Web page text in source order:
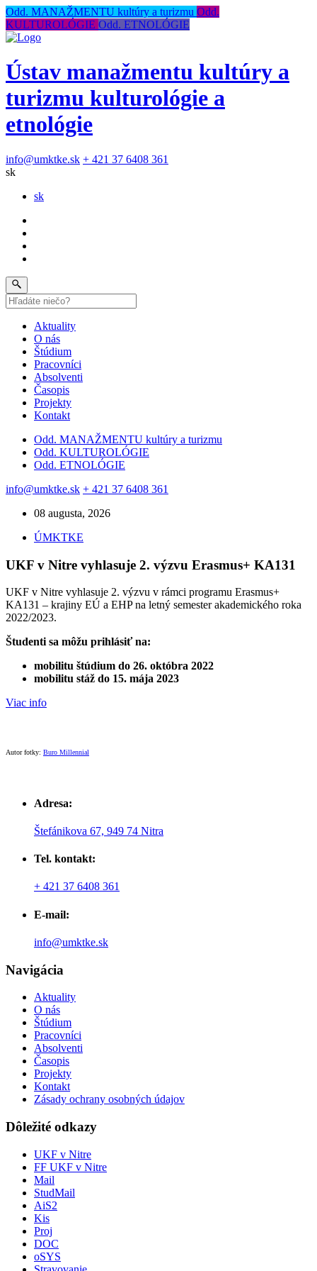
Odd. MANAŽMENTU kultúry a turizmu Odd.
KULTUROLÓGIE Odd. ETNOLÓGIE
Ústav manažmentu kultúry a
turizmu kulturológie a
etnológie
info@umktke.sk + 421 37 6408 361
sk
sk
Aktuality
O nás
Štúdium
Pracovníci
Absolventi
Časopis
Projekty
Kontakt
Odd. MANAŽMENTU kultúry a turizmu
Odd. KULTUROLÓGIE
Odd. ETNOLÓGIE
info@umktke.sk + 421 37 6408 361
08 augusta, 2026
ÚMKTKE
UKF v Nitre vyhlasuje 2. výzvu Erasmus+ KA131
UKF v Nitre vyhlasuje 2. výzvu v rámci programu Erasmus+
KA131 – krajiny EÚ a EHP na letný semester akademického roka
2022/2023.
Študenti sa môžu prihlásiť na:
mobilitu štúdium do 26. októbra 2022
mobilitu stáž do 15. mája 2023
Viac info
Autor fotky: Buro Millennial
Adresa:
Štefánikova 67, 949 74 Nitra
Tel. kontakt:
+ 421 37 6408 361
E-mail:
info@umktke.sk
Navigácia
Aktuality
O nás
Štúdium
Pracovníci
Absolventi
Časopis
Projekty
Kontakt
Zásady ochrany osobných údajov
Dôležité odkazy
UKF v Nitre
FF UKF v Nitre
Mail
StudMail
AiS2
Kis
Proj
DOC
oSYS